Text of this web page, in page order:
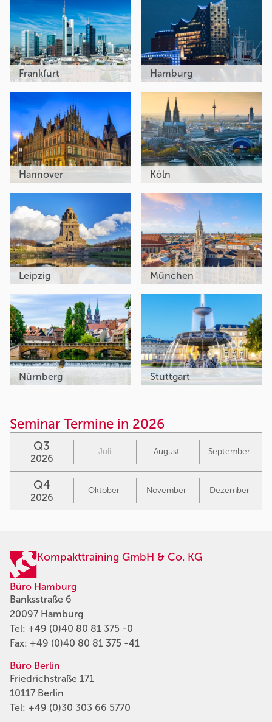
Frankfurt Hamburg
Hannover Köln
Leipzig München
Nürnberg Stuttgart
Seminar Termine in 2026
Q3
2026
Juli August September
Q4
2026
Oktober November Dezember
Kompakttraining GmbH & Co. KG
Büro Hamburg
Banksstraße 6
20097 Hamburg
Tel: +49 (0)40 80 81 375 -0
Fax: +49 (0)40 80 81 375 -41
Büro Berlin
Friedrichstraße 171
10117 Berlin
Tel: +49 (0)30 303 66 5770